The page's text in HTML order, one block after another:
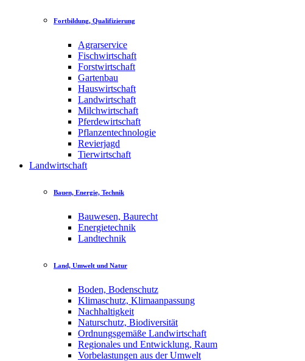
Fortbildung, Qualifizierung
Agrarservice
Fischwirtschaft
Forstwirtschaft
Gartenbau
Hauswirtschaft
Landwirtschaft
Milchwirtschaft
Pferdewirtschaft
Pflanzentechnologie
Revierjagd
Tierwirtschaft
Landwirtschaft
Bauen, Energie, Technik
Bauwesen, Baurecht
Energietechnik
Landtechnik
Land, Umwelt und Natur
Boden, Bodenschutz
Klimaschutz, Klimaanpassung
Nachhaltigkeit
Naturschutz, Biodiversität
Ordnungsgemäße Landwirtschaft
Regionales und Entwicklung, Raum
Vorbelastungen aus der Umwelt